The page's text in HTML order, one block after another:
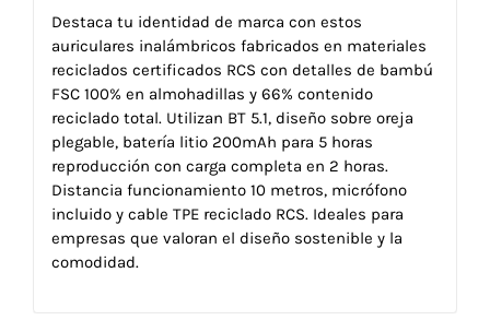
Destaca tu identidad de marca con estos
auriculares inalámbricos fabricados en materiales
reciclados certificados RCS con detalles de bambú
FSC 100% en almohadillas y 66% contenido
reciclado total. Utilizan BT 5.1, diseño sobre oreja
plegable, batería litio 200mAh para 5 horas
reproducción con carga completa en 2 horas.
Distancia funcionamiento 10 metros, micrófono
incluido y cable TPE reciclado RCS. Ideales para
empresas que valoran el diseño sostenible y la
comodidad.